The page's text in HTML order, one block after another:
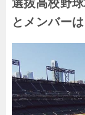
選抜高校野
とメンバー